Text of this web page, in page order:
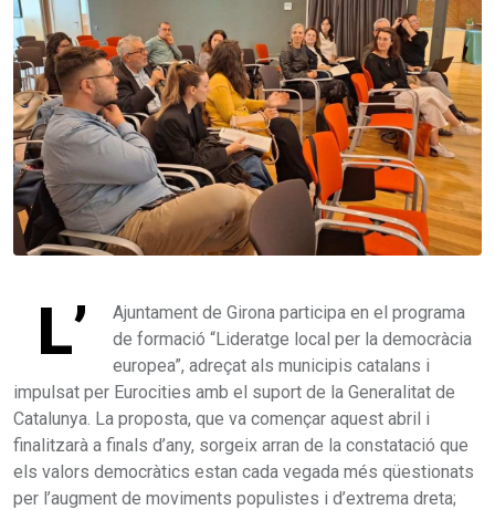
L’
Ajuntament de Girona participa en el programa
de formació “Lideratge local per la democràcia
europea”, adreçat als municipis catalans i
impulsat per Eurocities amb el suport de la Generalitat de
Catalunya. La proposta, que va començar aquest abril i
finalitzarà a finals d’any, sorgeix arran de la constatació que
els valors democràtics estan cada vegada més qüestionats
per l’augment de moviments populistes i d’extrema dreta;